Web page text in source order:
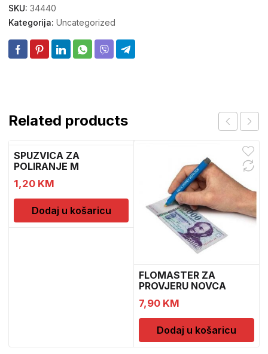
SKU: 34440
Kategorija: Uncategorized
Related products
SPUZVICA ZA
POLIRANJE M
1,20 KM
Dodaj u košaricu
FLOMASTER ZA
PROVJERU NOVCA
SAFESCAN 30
7,90 KM
Dodaj u košaricu